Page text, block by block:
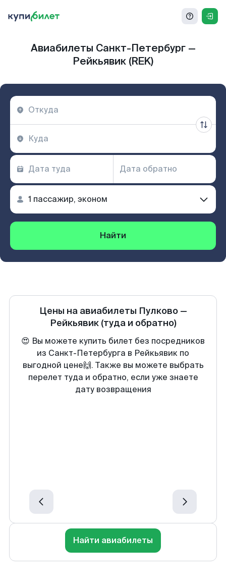
Авиабилеты Санкт-Петербург —
Рейкьявик (REK)
Найти
Цены на авиабилеты Пулково—
Рейкьявик (туда и обратно)
😍 Вы можете купить билет без посредников
из Санкт-Петербурга в Рейкьявик по
выгодной цене🙌. Также вы можете выбрать
перелет туда и обратно, если уже знаете
дату возвращения
Найти авиабилеты